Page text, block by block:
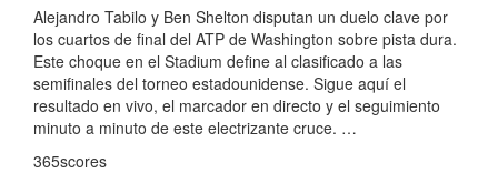
Alejandro Tabilo y Ben Shelton disputan un duelo clave por
los cuartos de final del ATP de Washington sobre pista dura.
Este choque en el Stadium define al clasificado a las
semifinales del torneo estadounidense. Sigue aquí el
resultado en vivo, el marcador en directo y el seguimiento
minuto a minuto de este electrizante cruce. …
365scores